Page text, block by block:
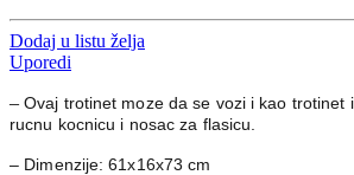
Dodaj u listu želja
Uporedi
– Ovaj trotinet moze da se vozi i kao trotinet
rucnu kocnicu i nosac za flasicu.
– Dimenzije: 61x16x73 cm